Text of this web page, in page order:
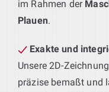
im Rahmen der
Plauen.
Exakte und
Unsere 2D-
präzise bemaßt und